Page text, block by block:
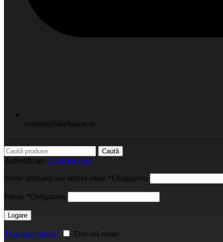
contact@bikefusion.ro
Caută
Autentificare Creați un cont
Nume utilizator sau adresă email *Obligatoriu
Parola *Obligatoriu
Logare
Ți-ai uitat parola?
Ține-mă minte